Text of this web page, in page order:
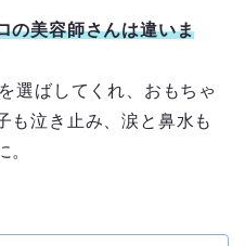
の美容師さんは違いま
選ばしてくれ、おもちゃ
も泣き止み、涙と鼻水も
。